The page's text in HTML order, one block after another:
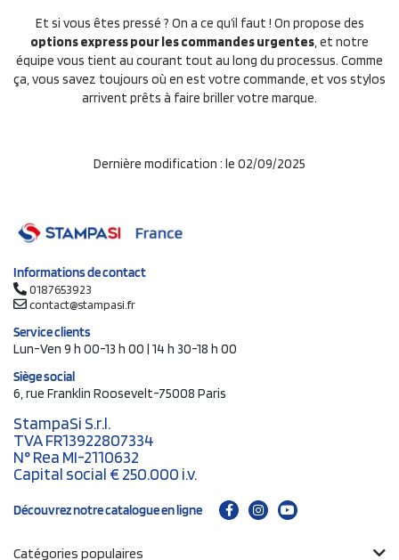
Et si vous êtes pressé ? On a ce qu’il faut ! On propose des
options express pour les commandes urgentes, et notre
équipe vous tient au courant tout au long du processus. Comme
ça, vous savez toujours où en est votre commande, et vos stylos
arrivent prêts à faire briller votre marque.
Dernière modification : le 02/09/2025
Informations de contact
0187653923
contact@stampasi.fr
Service clients
Lun-Ven 9 h 00-13 h 00 | 14 h 30-18 h 00
Siège social
6, rue Franklin Roosevelt-75008 Paris
StampaSi S.r.l.
TVA FR13922807334
N° Rea MI-2110632
Capital social € 250.000 i.v.
Découvrez notre catalogue en ligne
Catégories populaires